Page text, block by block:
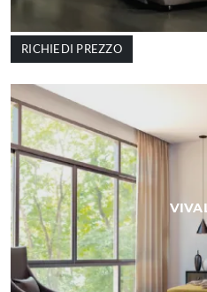
RICHIEDI PREZZO